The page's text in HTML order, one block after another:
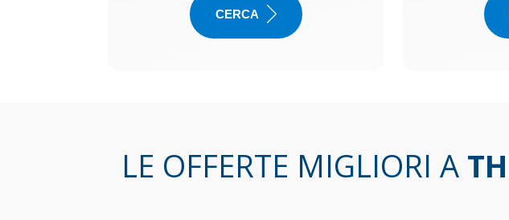
CERCA
LE OFFERTE MIGLIORI A